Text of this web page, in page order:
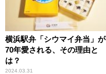
横浜駅弁「シウマイ弁当」が
70年愛される、その理由と
は？
2024.03.31